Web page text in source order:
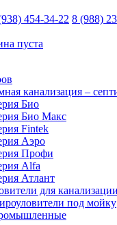
454-34-22 8 (988)
пуста
канализация –
Био
Био Макс
Fintek
Аэро
Профи
Alfa
Атлант
для
под мойку